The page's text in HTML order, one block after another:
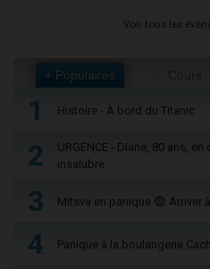
Voir tous les
+ Populaires
1 Histoire - À bord du Titanic
2
URGENCE - Diane, 80 ans,
insalubre
3 Mitsva en panique 😨 Arriver
4 Panique à la boulangerie